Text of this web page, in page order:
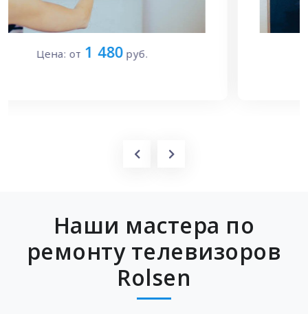
Цена: от1 700
Наши мастера по
ремонту телевизоров
Rolsen